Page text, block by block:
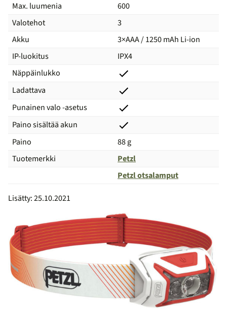
Max. luumenia
600
Valotehot
3
Akku
3×AAA / 1250 mAh Li-ion
IP-luokitus
IPX4
Näppäinlukko
Ladattava
Punainen valo -asetus
Paino sisältää akun
Paino
88 g
Tuotemerkki
Petzl
Petzl otsalamput
Lisätty: 25.10.2021